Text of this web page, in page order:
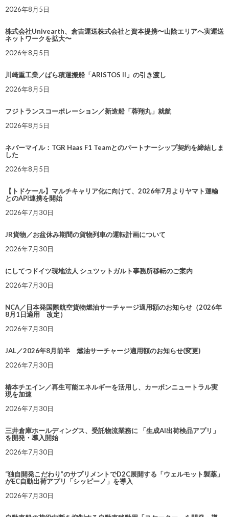
2026年8月5日
株式会社Univearth、倉吉運送株式会社と資本提携〜山陰エリアへ実運送
ネットワークを拡大〜
2026年8月5日
川崎重工業／ばら積運搬船「ARISTOS II」の引き渡し
2026年8月5日
フジトランスコーポレーション／新造船「蓉翔丸」就航
2026年8月5日
ネバーマイル：TGR Haas F1 Teamとのパートナーシップ契約を締結しま
した
2026年8月5日
【トドケール】マルチキャリア化に向けて、2026年7月よりヤマト運輸
とのAPI連携を開始
2026年7月30日
JR貨物／お盆休み期間の貨物列車の運転計画について
2026年7月30日
にしてつドイツ現地法人 シュツットガルト事務所移転のご案内
2026年7月30日
NCA／日本発国際航空貨物燃油サーチャージ適用額のお知らせ（2026年
8月1日適用 改定）
2026年7月30日
JAL／2026年8月前半 燃油サーチャージ適用額のお知らせ(変更)
2026年7月30日
椿本チエイン／再生可能エネルギーを活用し、カーボンニュートラル実
現を加速
2026年7月30日
三井倉庫ホールディングス、受託物流業務に 「生成AI出荷検品アプリ」
を開発・導入開始
2026年7月30日
“独自開発こだわり”のサプリメントでD2C展開する「ウェルモット製薬」
がEC自動出荷アプリ「シッピーノ」を導入
2026年7月30日